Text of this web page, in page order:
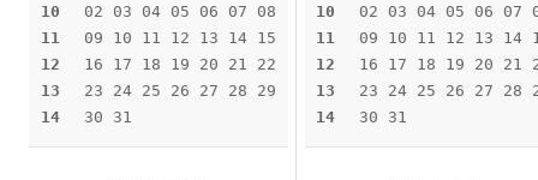
10
11
12
13
14
02 03 04 05 06 07 08
09 10 11 12 13 14 15
16 17 18 19 20 21 22
23 24 25 26 27 28 29
30 31
10
11
12
13
14
02 03 04 05 06 07
09 10 11 12 13 14
16 17 18 19 20 21
23 24 25 26 27 28
30 31